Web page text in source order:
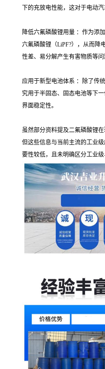
下的充放电性能，这对于电动
降低六氟磷酸锂用量 ：作为添
六氟磷酸锂（LiPF?），从而降
性差、易分解产生有害物质等问
应用于新型电池体系 ：除了传
究用于半固态、固态电池等下
界面稳定性。
虽然部分资料提及二氟磷酸锂
但这些信息与当前主流的工业
要性较低，且未明确区分工业级